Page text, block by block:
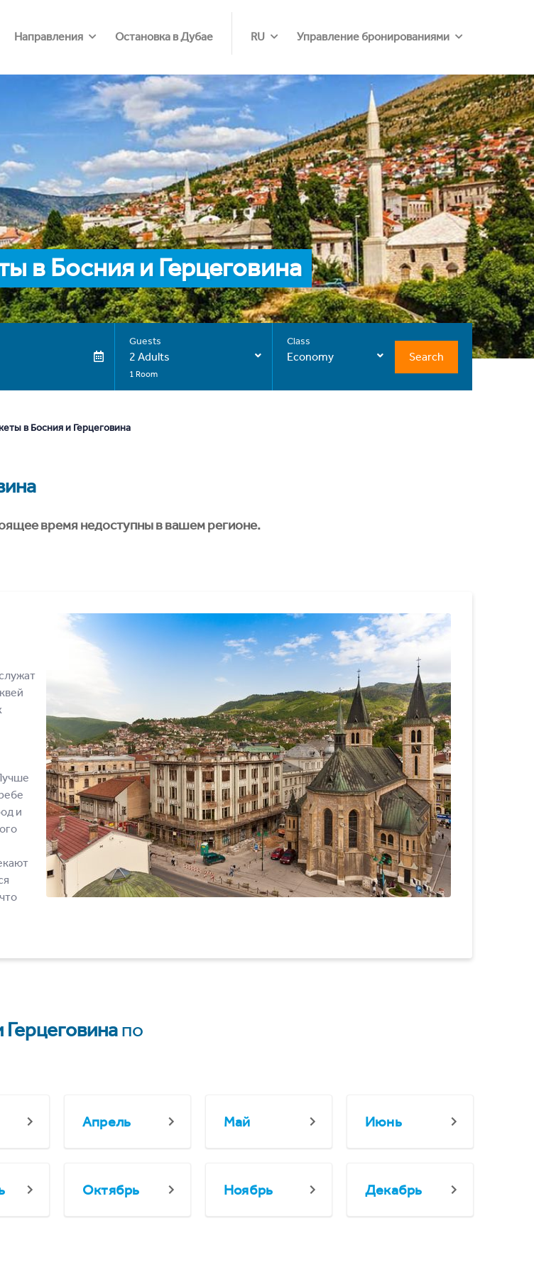
Направления Остановка в Дубае RU Управление бронированиями
в Босния и Герцеговина
Guests
2 Adults
1 Room
Class
Economy Search
в Босния и Герцеговина
время недоступны в вашем регионе.
и
Герцеговинапо
Апрель Май Июнь
Октябрь Ноябрь Декабрь